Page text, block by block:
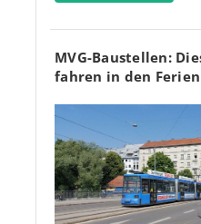
MVG-Baustellen:
fahren in den